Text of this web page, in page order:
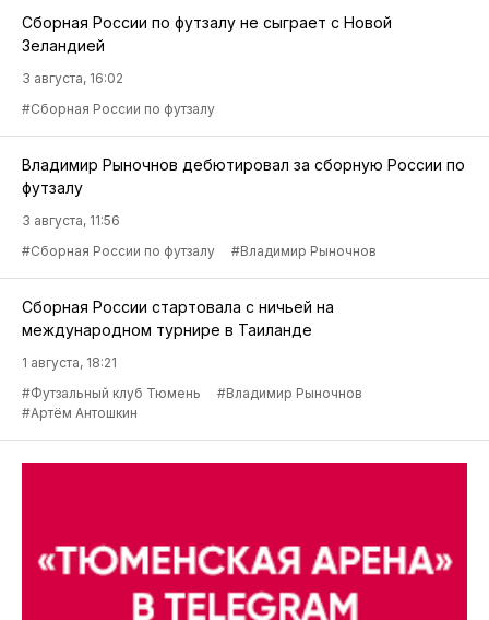
Сборная России по футзалу не сыграет с Новой
Зеландией
3 августа, 16:02
#Сборная России по футзалу
Владимир Рыночнов дебютировал за сборную России по
футзалу
3 августа, 11:56
#Сборная России по футзалу
#Владимир Рыночнов
Сборная России стартовала с ничьей на
международном турнире в Таиланде
1 августа, 18:21
#Футзальный клуб Тюмень
#Владимир Рыночнов
#Артём Антошкин